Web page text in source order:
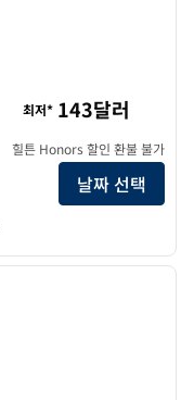
최저* 143달러
힐튼 Honors 할인 환불 불가
날짜 선택
1/12
다음